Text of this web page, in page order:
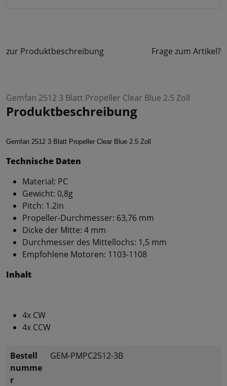
zur Produktbeschreibung Frage zum Artikel?
Gemfan 2512 3 Blatt Propeller Clear Blue 2.5 Zoll
Produktbeschreibung
Gemfan 2512 3 Blatt Propeller Clear Blue 2.5 Zoll
Technische Daten
Material: PC
Gewicht: 0,8g
Pitch: 1.2in
Propeller-Durchmesser: 63,76 mm
Dicke der Mitte: 4 mm
Durchmesser des Mittellochs: 1,5 mm
Empfohlene Motoren: 1103-1108
Inhalt
4x CW
4x CCW
Bestell
numme
r
GEM-PMPC2512-3B